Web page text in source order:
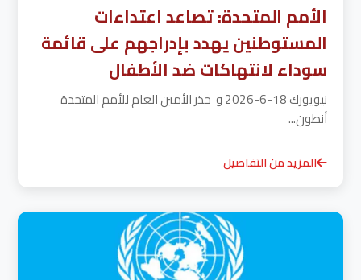
الأمم المتحدة: تصاعد اعتداءات
المستوطنين يهدد بإدراجهم على قائمة
سوداء لانتهاكات ضد الأطفال
نيويورك 18-6-2026 و حذر الأمين العام للأمم المتحدة
أنطون...
المزيد من التفاصيل